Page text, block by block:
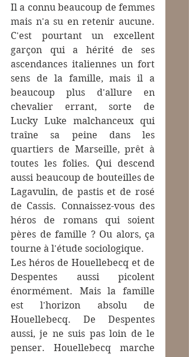
Il a connu beaucoup de femmes
mais n'a su en retenir aucune.
C'est pourtant un excellent
garçon qui a hérité de ses
ascendances italiennes un fort
sens de la famille, mais il a
beaucoup plus d'allure en
chevalier errant, sorte de
Lucky Luke malchanceux qui
traîne sa peine dans les
quartiers de Marseille, prêt à
toutes les folies. Qui descend
aussi beaucoup de bouteilles de
Lagavulin, de pastis et de rosé
de Cassis. Connaissez-vous des
héros de romans qui soient
pères de famille ? Ou alors, ça
tourne à l'étude sociologique.
Les héros de Houellebecq et de
Despentes aussi picolent
énormément. Mais la famille
est l'horizon absolu de
Houellebecq. De Despentes
aussi, je ne suis pas loin de le
penser. Houellebecq marche